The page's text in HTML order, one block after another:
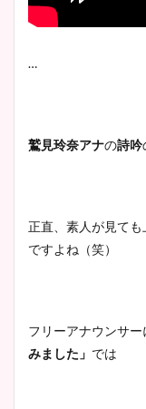
…
鷲見玲奈アナの詩吟
正直、素人が見て
ですよね（笑）
フリーアナウンサ
みました」 では